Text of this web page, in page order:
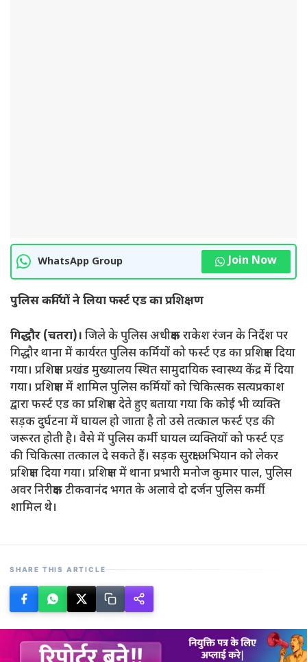
WhatsApp Group Join Now
पुलिस कर्मियों ने लिया फर्स्ट एड का प्रशिक्षण
गिद्धौर (चतरा)। जिले के पुलिस अधीक्षक राकेश रंजन के निर्देश पर
गिद्धौर थाना में कार्यरत पुलिस कर्मियों को फर्स्ट एड का प्रशिक्षण दिया
गया। प्रशिक्षण प्रखंड मुख्यालय स्थित सामुदायिक स्वास्थ्य केंद्र में दिया
गया। प्रशिक्षण में शामिल पुलिस कर्मियों को चिकित्सक सत्यप्रकाश
द्वारा फर्स्ट एड का प्रशिक्षण देते हुए बताया गया कि कोई भी व्यक्ति
सड़क दुर्घटना में घायल हो जाता है तो उसे तत्काल फर्स्ट एड की
जरूरत होती है। वैसे में पुलिस कर्मी घायल व्यक्तियों को फर्स्ट एड
की चिकित्सा तत्काल दे सकते हैं। सड़क सुरक्षा अभियान को लेकर
प्रशिक्षण दिया गया। प्रशिक्षण में थाना प्रभारी मनोज कुमार पाल, पुलिस
अवर निरीक्षक टीकवानंद भगत के अलावे दो दर्जन पुलिस कर्मी
शामिल थे।
SHARE THIS ARTICLE